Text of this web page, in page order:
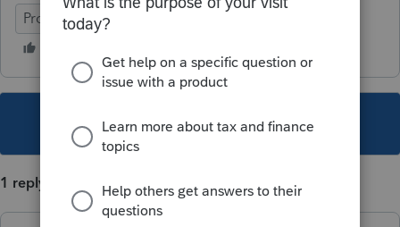
ProFile (Canada)
This topic has been closed for replies.
1 reply